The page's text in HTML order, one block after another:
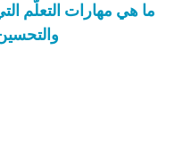
ما هي مهارات التعلّم